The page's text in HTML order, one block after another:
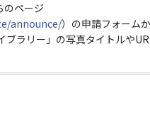
のページ
announce/）の申請フォーム
ブラリー」の写真タイトルや